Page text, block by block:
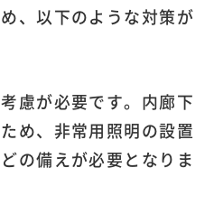
、以下のような対策が
慮が必要です。内廊下
め、非常用照明の設置
の備えが必要となりま